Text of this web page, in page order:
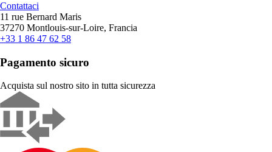
Contattaci
11 rue Bernard Maris
37270 Montlouis-sur-Loire, Francia
+33 1 86 47 62 58
Pagamento sicuro
Acquista sul nostro sito in tutta sicurezza